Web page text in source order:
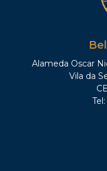
Alameda Oscar
Vila da